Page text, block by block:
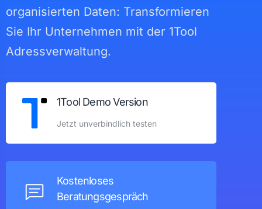
organisierten Daten: Transformieren
Sie Ihr Unternehmen mit der 1Tool
Adressverwaltung.
1Tool Demo Version
Jetzt unverbindlich testen
Kostenloses
Beratungsgespräch